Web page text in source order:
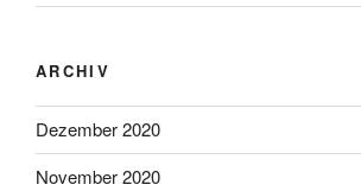
ARCHIV
Dezember 2020
November 2020